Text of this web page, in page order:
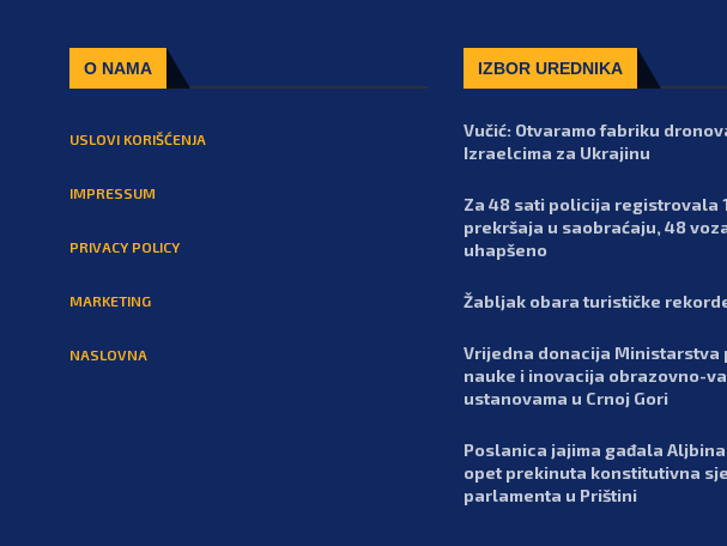
O NAMA
USLOVI KORIŠĆENJA
IMPRESSUM
PRIVACY POLICY
MARKETING
NASLOVNA
IZBOR UREDNIKA
Vučić: Otvaramo fabriku
Izraelcima za Ukrajinu
Za 48 sati policija registrovala
prekršaja u saobraćaju, 48
uhapšeno
Žabljak obara turističke
Vrijedna donacija Ministarstva
nauke i inovacija obrazovno-
ustanovama u Crnoj Gori
Poslanica jajima gađala
opet prekinuta konstitutivna
parlamenta u Prištini